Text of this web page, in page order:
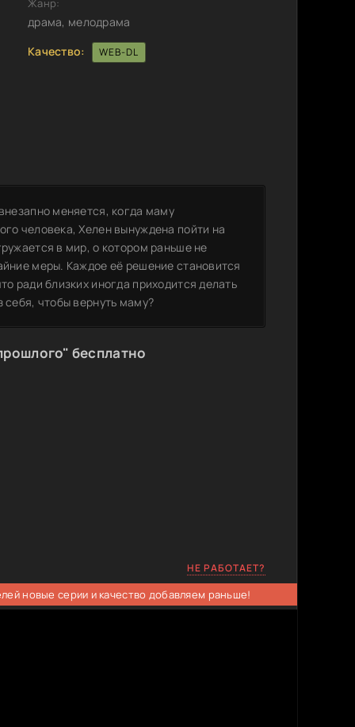
Жанр:
драма, мелодрама
Качество:
WEB-DL
меняется, когда маму
человека, Хелен вынуждена пойти на
в мир, о котором раньше не
меры. Каждое её решение становится
ради близких иногда приходится делать
себя, чтобы вернуть маму?
бесплатно
НЕ РАБОТАЕТ?
новые серии и качество добавляем раньше!